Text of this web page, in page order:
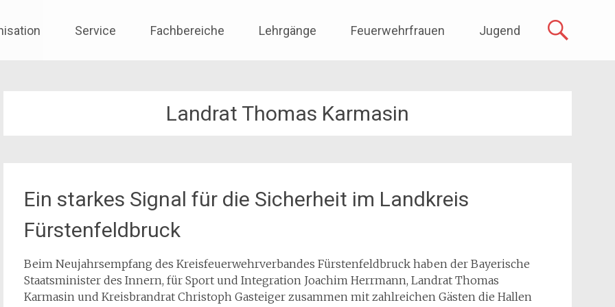
Service Fachbereiche Lehrgänge Feuerwehrfrauen Jugend
Landrat Thomas Karmasin
Ein starkes Signal für die Sicherheit im Landkreis
Fürstenfeldbruck
Beim Neujahrsempfang des Kreisfeuerwehrverbandes Fürstenfeldbruck haben der Bayerische
Staatsminister des Innern, für Sport und Integration Joachim Herrmann, Landrat Thomas
Karmasin und Kreisbrandrat Christoph Gasteiger zusammen mit zahlreichen Gästen die Hallen